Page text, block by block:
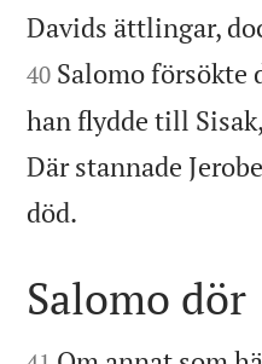
Davids ättlingar,
40 Salomo försökte
han flydde till
Där stannade
död.
Salomo dör